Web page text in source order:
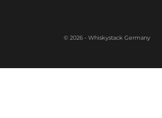
© 2026 - Whiskystack Germany